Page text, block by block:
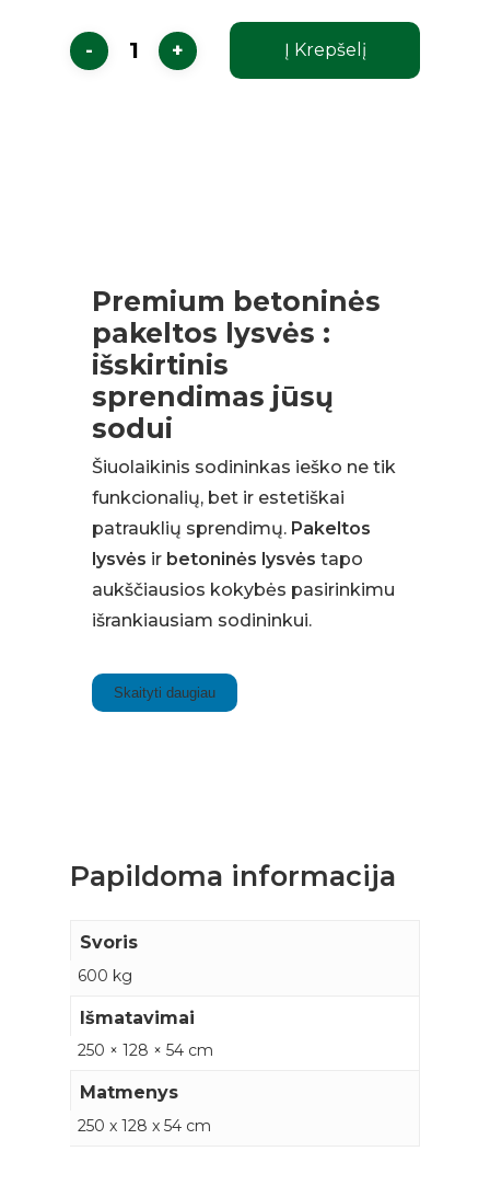
Į Krepšelį
Premium betoninės
pakeltos lysvės :
išskirtinis
sprendimas jūsų
sodui
Šiuolaikinis sodininkas ieško ne tik
funkcionalių, bet ir estetiškai
patrauklių sprendimų. Pakeltos
lysvės ir betoninės lysvės tapo
aukščiausios kokybės pasirinkimu
išrankiausiam sodininkui.
Skaityti daugiau
Papildoma informacija
Svoris
600 kg
Išmatavimai
250 × 128 × 54 cm
Matmenys
250 x 128 x 54 cm